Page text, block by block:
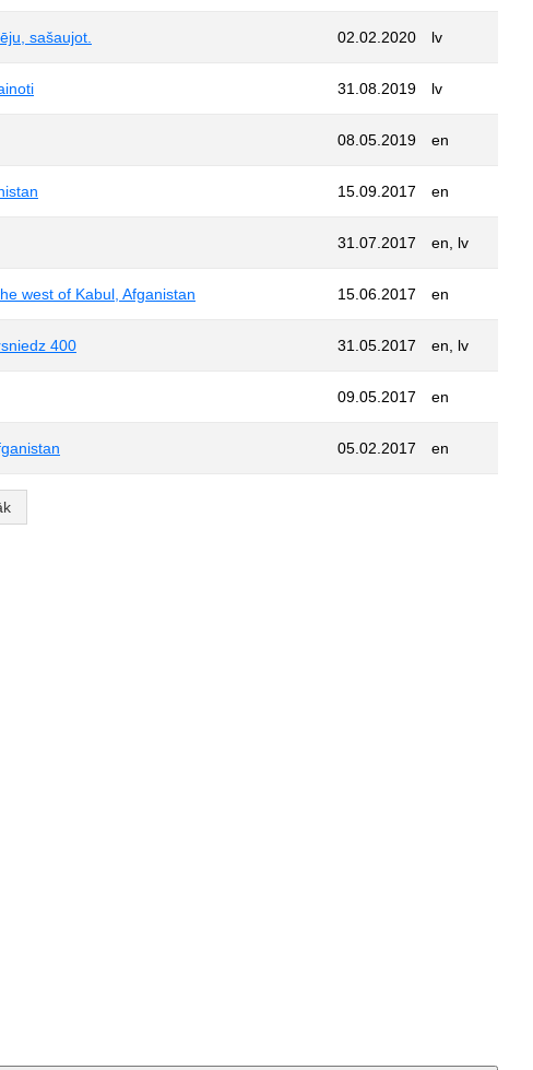
sašaujot. 02.02.2020 lv
31.08.2019 lv
08.05.2019 en
15.09.2017 en
31.07.2017 en, lv
west of Kabul, Afganistan 15.06.2017 en
400 31.05.2017 en, lv
09.05.2017 en
05.02.2017 en